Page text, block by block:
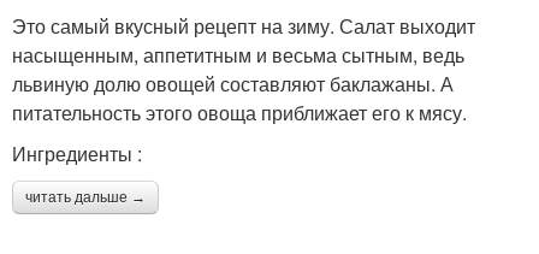
Это самый вкусный рецепт на зиму. Салат выходит
насыщенным, аппетитным и весьма сытным, ведь
львиную долю овощей составляют баклажаны. А
питательность этого овоща приближает его к мясу.
Ингредиенты :
читать дальше →